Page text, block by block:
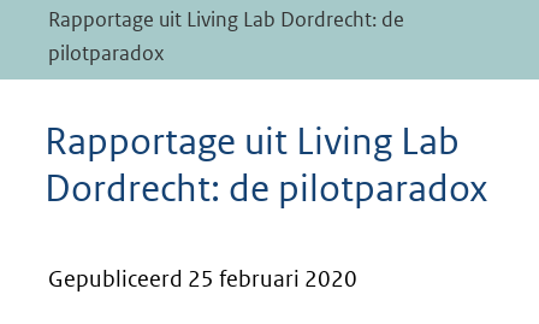
Rapportage uit Living Lab Dordrecht: de
pilotparadox
Rapportage uit Living Lab
Dordrecht: de pilotparadox
Gepubliceerd 25 februari 2020